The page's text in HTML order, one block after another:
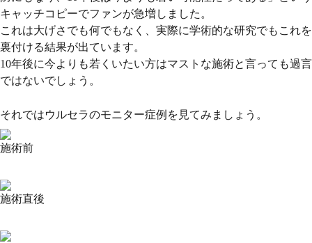
キャッチコピーでファンが急増しました。
これは大げさでも何でもなく、実際に学術的な研究でもこれを
裏付ける結果が出ています。
10年後に今よりも若くいたい方はマストな施術と言っても過言
ではないでしょう。
それではウルセラのモニター症例を見てみましょう。
施術前
施術直後